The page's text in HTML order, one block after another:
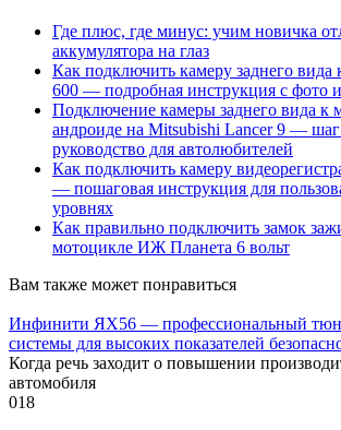
Где плюс, где минус: учим новичка
аккумулятора на глаз
Как подключить камеру заднего вида
600 — подробная инструкция с фото
Подключение камеры заднего вида к
андроиде на Mitsubishi Lancer 9 —
руководство для автолюбителей
Как подключить камеру
— пошаговая инструкция для
уровнях
Как правильно подключить замок
мотоцикле ИЖ Планета 6 вольт
Вам также может понравиться
Инфинити ЯХ56 — профессиональный
системы для высоких показателей
Когда речь заходит о повышении
автомобиля
018